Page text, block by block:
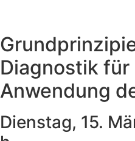
Diagnostik
Anwendung
Dienstag, 15.